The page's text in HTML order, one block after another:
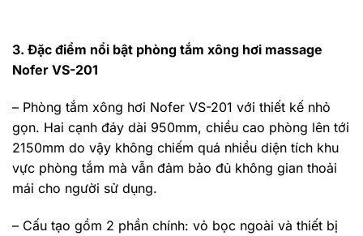
3. Đặc điểm nổi bật phòng tắm xông hơi massage
Nofer VS-201
– Phòng tắm xông hơi Nofer VS-201 với thiết kế nhỏ
gọn. Hai cạnh đáy dài 950mm, chiều cao phòng lên tới
2150mm do vậy không chiếm quá nhiều diện tích khu
vực phòng tắm mà vẫn đảm bảo đủ không gian thoải
mái cho người sử dụng.
– Cấu tạo gồm 2 phần chính: vỏ bọc ngoài và thiết bị